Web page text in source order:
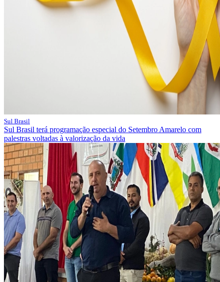
Sul Brasil
Sul Brasil terá programação especial do Setembro Amarelo com
palestras voltadas à valorização da vida